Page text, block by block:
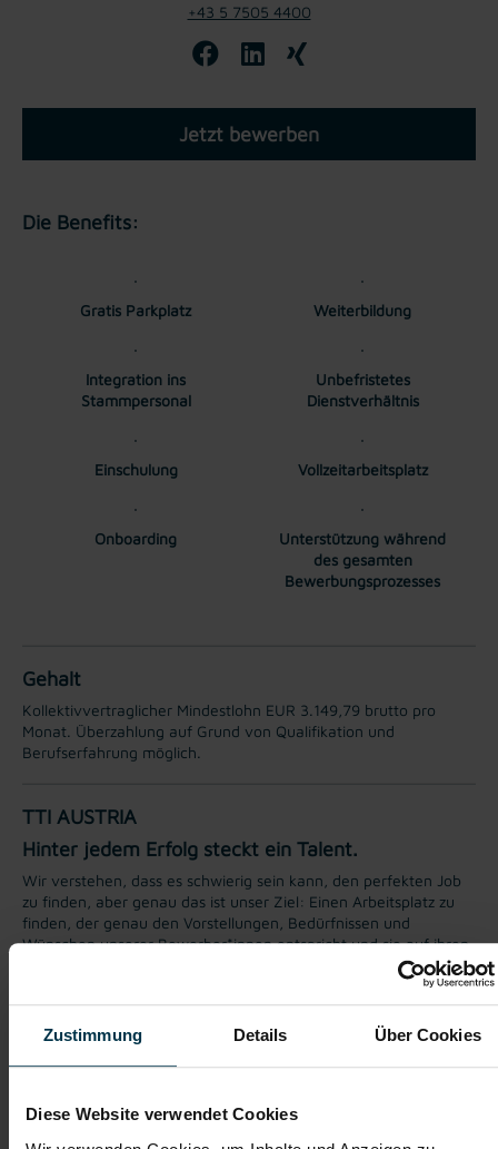
Zustimmung Details Über Cookies
Diese Website verwendet Cookies
+43 5 7505 4400
Jetzt bewerben
Die Benefits:
Gratis Parkplatz Weiterbildung
Integration ins
Stammpersonal
Unbefristetes
Dienstverhältnis
Einschulung Vollzeitarbeitsplatz
Onboarding
Unterstützung während
des gesamten
Bewerbungsprozesses
Gehalt
Kollektivvertraglicher Mindestlohn EUR 3.149,79 brutto pro
Monat. Überzahlung auf Grund von Qualifikation und
Berufserfahrung möglich.
TTI AUSTRIA
Hinter jedem Erfolg steckt ein Talent.
Wir verstehen, dass es schwierig sein kann, den perfekten Job
zu finden, aber genau das ist unser Ziel: Einen Arbeitsplatz zu
finden, der genau den Vorstellungen, Bedürfnissen und
Wünschen unserer Bewerber*innen entspricht und sie auf ihren
Mit nur einer Bewerbung bekommt man bei uns Zugang zu
zahlreichen Jobangeboten in verschiedenen Branchen und
Bereichen. Jetzt bewerben und Traumjob finden! Wir freuen
uns auf ein Kennenlernen!